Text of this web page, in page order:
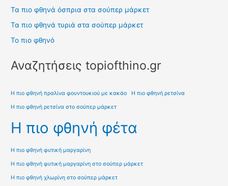
Τα πιο φθηνά όσπρια στα σούπερ μάρκετ
Τα πιο φθηνά τυριά στα σούπερ μάρκετ
Το πιο φθηνό
Αναζητήσεις topiofthino.gr
Η πιο φθηνή πραλίνα φουντουκιού με κακάο Η πιο φθηνή ρετσίνα
Η πιο φθηνή ρετσίνα στο σούπερ μάρκετ
Η πιο φθηνή φέτα
Η πιο φθηνή φυτική μαργαρίνη
Η πιο φθηνή φυτική μαργαρίνη στο σούπερ μάρκετ
Η πιο φθηνή χλωρίνη στο σούπερ μάρκετ